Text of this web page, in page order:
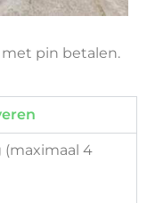
pin betalen.
4